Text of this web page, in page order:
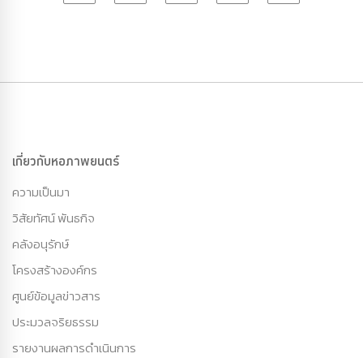
เกี่ยวกับหอภาพยนตร์
ความเป็นมา
วิสัยทัศน์ พันธกิจ
คลังอนุรักษ์
โครงสร้างองค์กร
ศูนย์ข้อมูลข่าวสาร
ประมวลจริยธรรม
รายงานผลการดำเนินการ